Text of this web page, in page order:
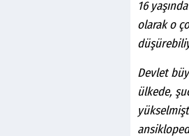
16
olarak o
Devlet
ülkede,